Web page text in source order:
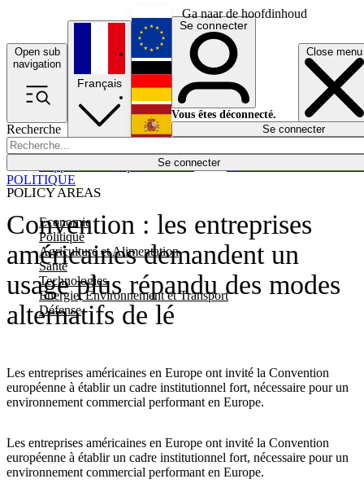
Ga naar de hoofdinhoud
Open sub
navigation
Close menu
Recherche
Se connecter
POLICY AREAS
Economie
Politique
Agriculture et Alimentation
Santé
Technologies
Energie, Environnement et Transport
Défense
Économie
Français
English
Deutsch
Español
Se connecter
Vous êtes déconnecté.
Se connecter
Convention : les entreprises
américaines demandent un
usage plus répandu des modes
alternatifs de lé
Les entreprises américaines en Europe ont invité la Convention
européenne à établir un cadre institutionnel fort, nécessaire pour un
environnement commercial performant en Europe.
POLITIQUE
Les entreprises américaines en Europe ont invité la Convention
européenne à établir un cadre institutionnel fort, nécessaire pour un
environnement commercial performant en Europe.